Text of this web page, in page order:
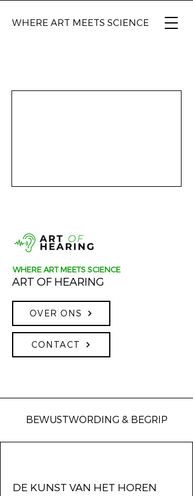
WHERE ART MEETS SCIENCE
WHERE ART MEETS SCIENCE
ART OF HEARING
OVER ONS
CONTACT
BEWUSTWORDING & BEGRIP
DE KUNST VAN HET HOREN